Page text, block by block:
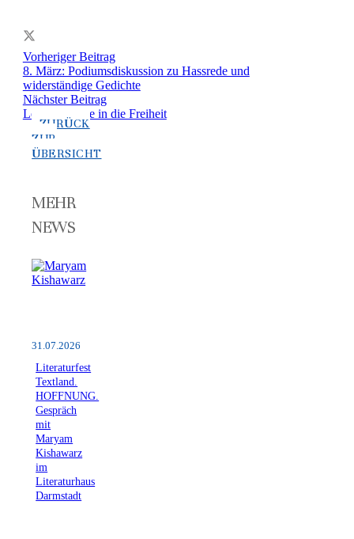
Vorheriger Beitrag
8. März: Podiumsdiskussion zu Hassrede und
widerständige Gedichte
Nächster Beitrag
Lesung: Wege in die Freiheit
ZURÜCK
ZUR
ÜBERSICHT
MEHR
NEWS
31.07.2026
Literaturfest
Textland.
HOFFNUNG.
Gespräch
mit
Maryam
Kishawarz
im
Literaturhaus
Darmstadt